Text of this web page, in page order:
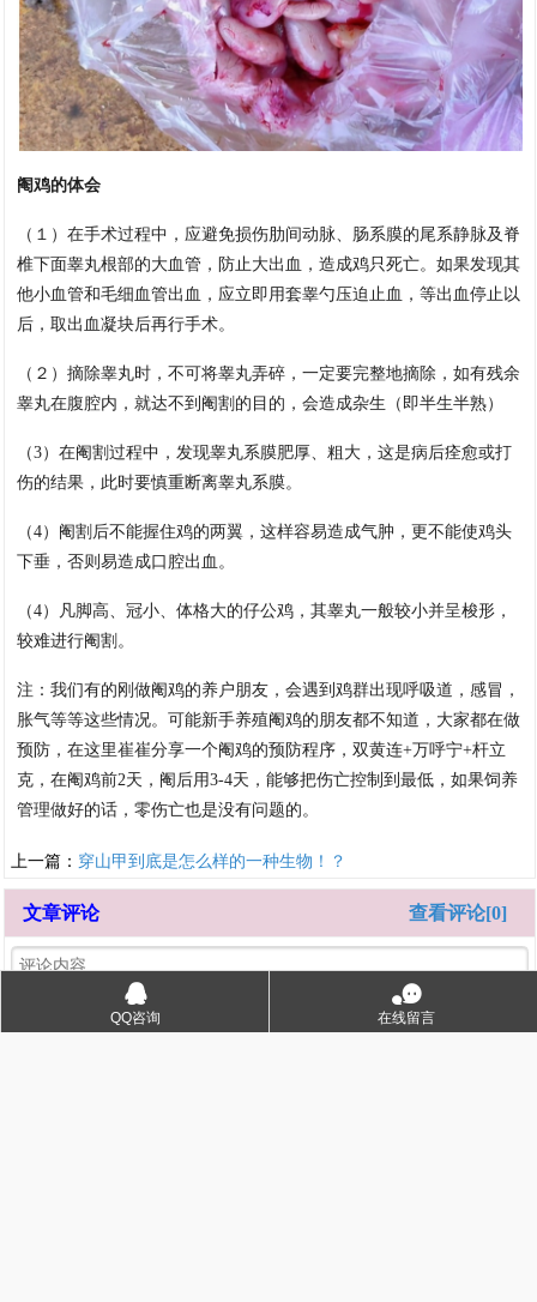
阉鸡的体会
（１）在手术过程中，应避免损伤肋间动脉、肠系膜的尾系静脉及脊
椎下面睾丸根部的大血管，防止大出血，造成鸡只死亡。如果发现其
他小血管和毛细血管出血，应立即用套睾勺压迫止血，等出血停止以
后，取出血凝块后再行手术。
（２）摘除睾丸时，不可将睾丸弄碎，一定要完整地摘除，如有残余
睾丸在腹腔内，就达不到阉割的目的，会造成杂生（即半生半熟）
（3）在阉割过程中，发现睾丸系膜肥厚、粗大，这是病后痊愈或打
伤的结果，此时要慎重断离睾丸系膜。
（4）阉割后不能握住鸡的两翼，这样容易造成气肿，更不能使鸡头
下垂，否则易造成口腔出血。
（4）凡脚高、冠小、体格大的仔公鸡，其睾丸一般较小并呈梭形，
较难进行阉割。
注：我们有的刚做阉鸡的养户朋友，会遇到鸡群出现呼吸道，感冒，
胀气等等这些情况。可能新手养殖阉鸡的朋友都不知道，大家都在做
预防，在这里崔崔分享一个阉鸡的预防程序，双黄连+万呼宁+杆立
克，在阉鸡前2天，阉后用3-4天，能够把伤亡控制到最低，如果饲养
管理做好的话，零伤亡也是没有问题的。
上一篇： 穿山甲到底是怎么样的一种生物！？
查看评论[0]
文章评论
󰇇
QQ咨询
󰂮
在线留言